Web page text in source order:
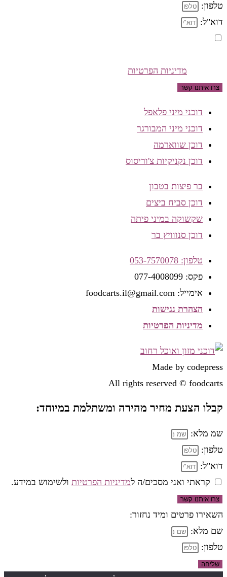
טלפון:
דוא"ל:
מדיניות הפרטיות
צרו איתנו קשר
דוכני מיני פלאפל
דוכני מיני המבורגר
דוכן שווארמה
דוכן נקניקיות צ'וריסוס
בר פיצות בטבון
דוכן סביח ביצים
שקשוקה במיני פיתה
דוכן סנווויץ בר
טלפון: 053-7570078
פקס: 077-4008099
אימייל: foodcarts.il@gmail.com
הצהרת נגישות
מדיניות הפרטיות
Made by codepress
All rights reserved © foodcarts
קבלו הצעת מחיר מהירה ומשתלמת במיוחד:
שמ מלא:
טלפון:
דוא"ל:
קראתי ואני מסכים/ה למדיניות הפרטיות ולשימוש במידע.
צרו איתנו קשר
השאירו פרטים ומיד נחזור:
שם מלא:
טלפון:
שליחה